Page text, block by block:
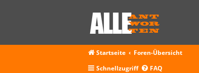
Startseite
Foren-Übersicht
Schnellzugriff
FAQ